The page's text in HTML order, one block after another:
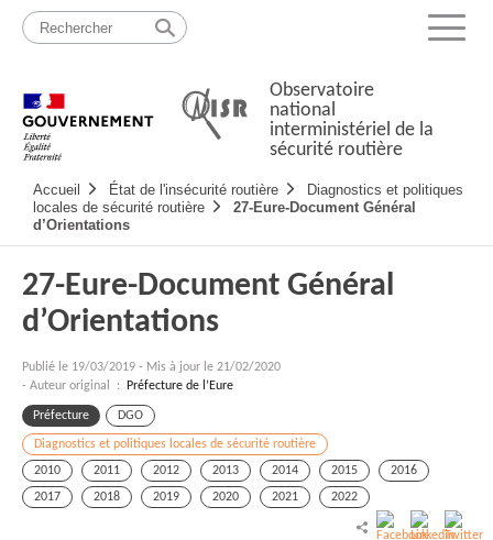
Passer
contenu
Menu
Observatoire
national
interministériel de la
sécurité routière
principale
Accueil État de l'insécurité routière
Diagnostics et politiques
locales de sécurité routière
27-Eure-Document Général
d’Orientations
27-Eure-Document Général
d’Orientations
Publié le 19/03/2019 - Mis à jour le 21/02/2020
- Auteur original :
Préfecture de l’Eure
Préfecture DGO
Diagnostics et politiques locales de sécurité routière
2010
2011 2012 2013 2014 2015
2016
2017
2018 2019 2020 2021 2022